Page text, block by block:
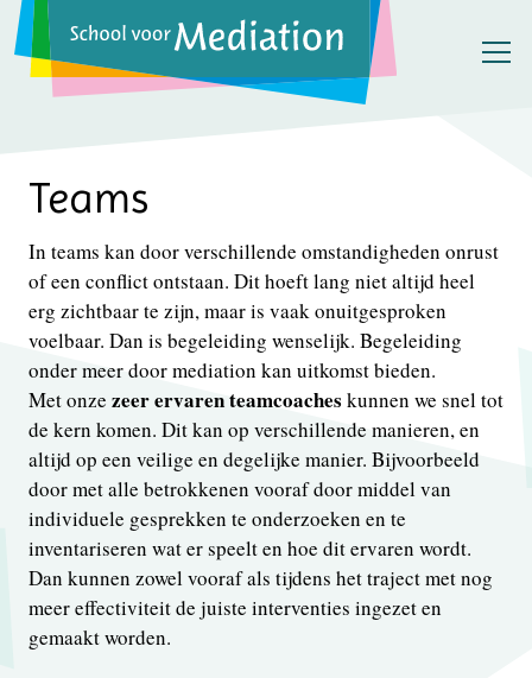
Teams
In teams kan door verschillende omstandigheden onrust
of een conflict ontstaan. Dit hoeft lang niet altijd heel
erg zichtbaar te zijn, maar is vaak onuitgesproken
voelbaar. Dan is begeleiding wenselijk. Begeleiding
onder meer door mediation kan uitkomst bieden.
Met onze zeer ervaren teamcoaches kunnen we snel tot
de kern komen. Dit kan op verschillende manieren, en
altijd op een veilige en degelijke manier. Bijvoorbeeld
door met alle betrokkenen vooraf door middel van
individuele gesprekken te onderzoeken en te
inventariseren wat er speelt en hoe dit ervaren wordt.
Dan kunnen zowel vooraf als tijdens het traject met nog
meer effectiviteit de juiste interventies ingezet en
gemaakt worden.